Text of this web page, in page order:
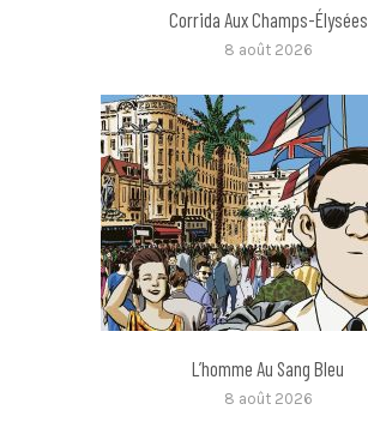
Corrida Aux Champs-Élysées
8 août 2026
L’homme Au Sang Bleu
8 août 2026